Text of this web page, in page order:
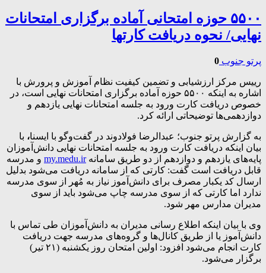
۵۵۰۰ حوزه امتحانی آماده برگزاری امتحانات
نهایی/ نحوه دریافت کارتها
پرتو جنوب 0
رییس مرکز ارزشیابی و تضمین کیفیت نظام آموزش و پرورش با
اشاره به اینکه ۵۵۰۰ حوزه آماده برگزاری امتحانات نهایی است، در
خصوص دریافت کارت ورود به جلسه امتحانات نهایی یازدهم و
دوازدهمی‌ها توضیحاتی ارائه کرد.
به گزارش پرتو جنوب؛ عبدالرضا فولادوند در گفت‌وگو با ایسنا، با
بیان اینکه دریافت کارت ورود به جلسه امتحانات نهایی دانش‌آموزان
پایه‌های یازدهم و دوازدهم از دو طریق سامانهmy.medu.ir و مدرسه
قابل دریافت است گفت: کارتی که از سامانه دریافت می‌شود بدلیل
ارسال کد یکبار مصرف برای دانش‌آموز نیاز به مُهر از سوی مدرسه
ندارد اما کارتی که از سوی مدرسه چاپ می‌شود باید از سوی
مدیران مدارس مهر شود.
وی با بیان اینکه اطلاع رسانی مدیران به دانش‌آموزان طی تماس با
دانش‌آموز یا از طریق کانال‌ها و گروه‌های مدرسه جهت دریافت
کارت انجام می‌شود افزود: اولین امتحان روز یکشنبه (۲۱ تیر)
برگزار می‌شود.